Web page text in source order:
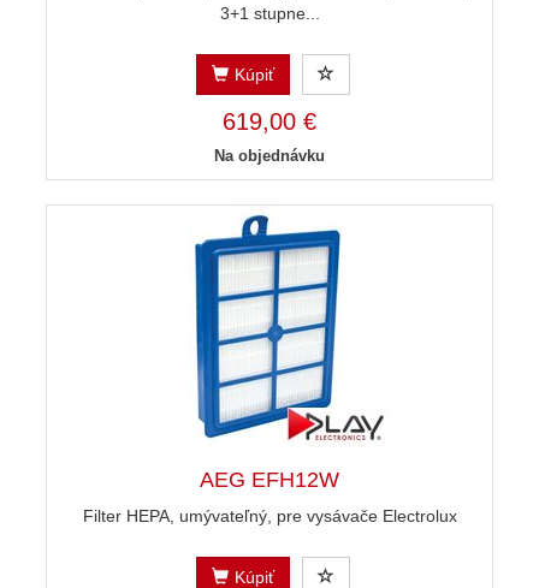
3+1 stupne...
Kúpiť
619,00 €
Na objednávku
AEG EFH12W
Filter HEPA, umývateľný, pre vysávače Electrolux
Kúpiť